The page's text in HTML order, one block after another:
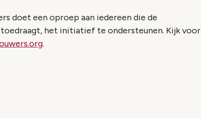
doet een oproep aan iedereen die de
het initiatief te ondersteunen. Kijk voor
.